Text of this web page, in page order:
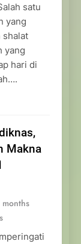
satu
yang
shalat
yang
hari di
Makna
months